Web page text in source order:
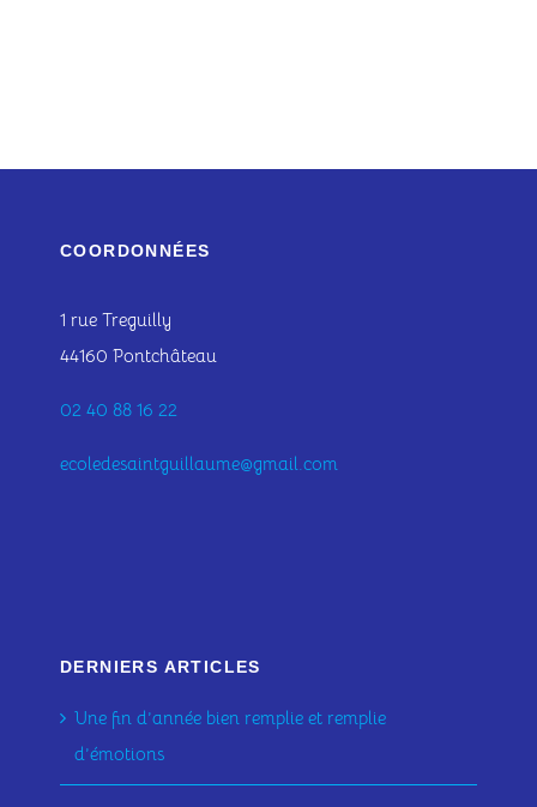
COORDONNÉES
1 rue Treguilly
44160 Pontchâteau
02 40 88 16 22
ecoledesaintguillaume@gmail.com
DERNIERS ARTICLES
Une fin d’année bien remplie et remplie
d’émotions